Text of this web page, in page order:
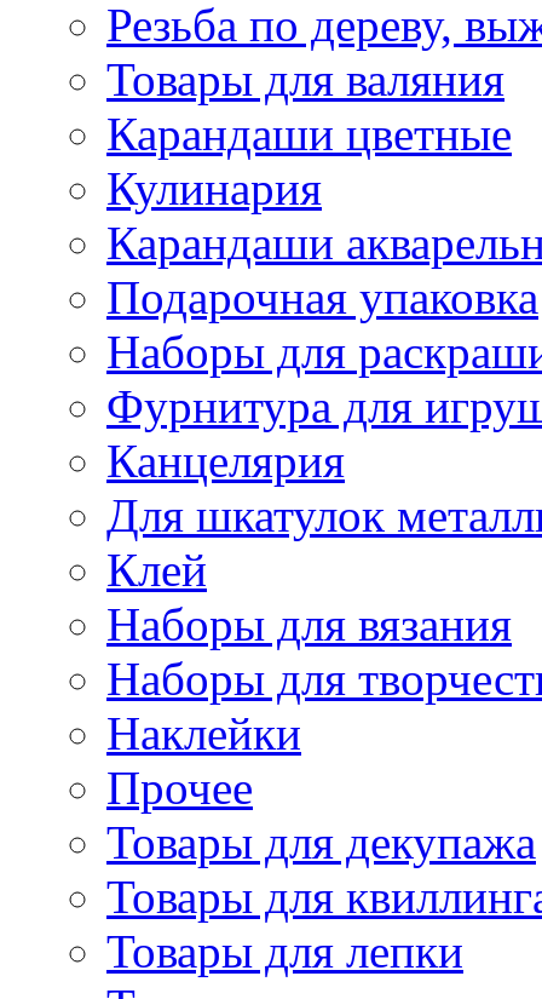
Резьба по дереву,
Товары для валяния
Карандаши цветные
Кулинария
Карандаши
Подарочная упаковка
Наборы для
Фурнитура для
Канцелярия
Для шкатулок
Клей
Наборы для вязания
Наборы для
Наклейки
Прочее
Товары для декупажа
Товары для
Товары для лепки